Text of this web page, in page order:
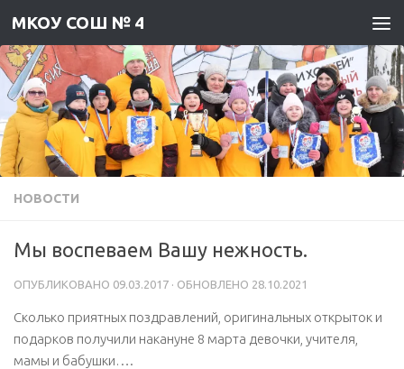
Skip to content
МКОУ СОШ № 4
НОВОСТИ
Мы воспеваем Вашу нежность.
ОПУБЛИКОВАНО 09.03.2017 · ОБНОВЛЕНО 28.10.2021
Сколько приятных поздравлений, оригинальных открыток и
подарков получили накануне 8 марта девочки, учителя,
мамы и бабушки….